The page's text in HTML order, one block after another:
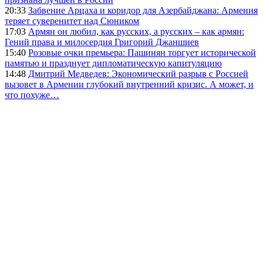
20:33 Забвение Арцаха и коридор для Азербайджана: Армения
теряет суверенитет над Сюником
17:03 Армян он любил, как русских, а русских – как армян:
Гений права и милосердия Григорий Джаншиев
15:40 Розовые очки премьера: Пашинян торгует исторической
памятью и празднует дипломатическую капитуляцию
14:48 Дмитрий Медведев: Экономический разрыв с Россией
вызовет в Армении глубокий внутренний кризис. А может, и
что похуже…